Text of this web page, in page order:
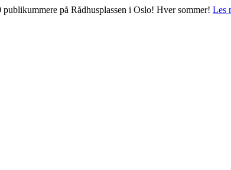
på Rådhusplassen i Oslo! Hver sommer! Les